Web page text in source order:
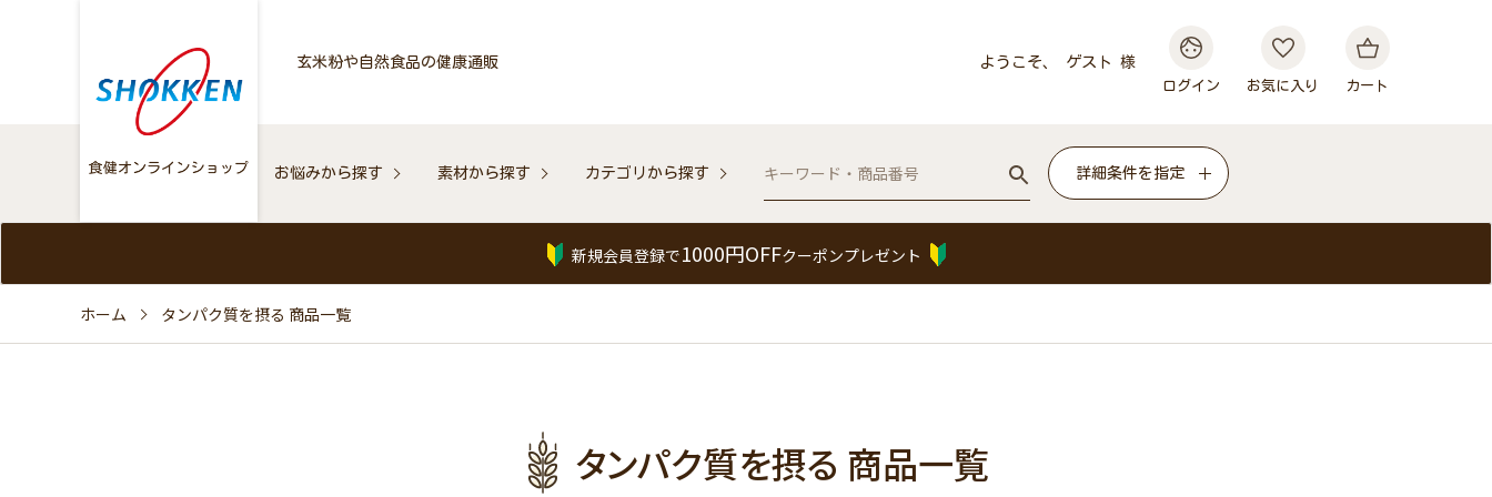
玄米粉や自然食品の健康通販 ようこそ、 ゲスト 様
ログイン お気に入り カート
お悩みから探す 素材から探す カテゴリから探す 詳細条件を指定
新規会員登録で1000円OFFクーポンプレゼント
ホーム タンパク質を摂る 商品一覧
タンパク質を摂る 商品一覧